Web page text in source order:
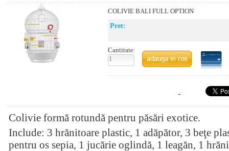
COLIVIE BALI FULL OPTION
Pret:
Cantitate:
Colivie formă rotundă pentru păsări exotice.
Include: 3 hrănitoare plastic, 1 adăpător, 3 beţe
pentru os sepia, 1 jucărie oglindă, 1 leagăn, 1